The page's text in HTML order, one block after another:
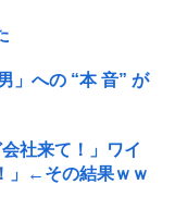
」への “本 音” が
社来て！」ワイ
」←その結果ｗｗ